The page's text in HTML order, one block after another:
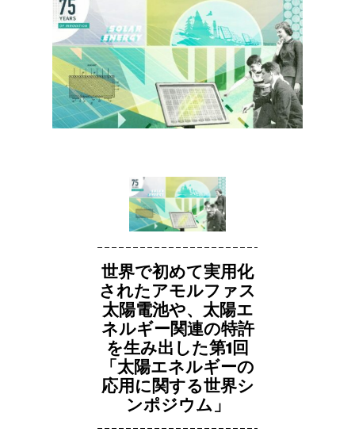
世界で初めて実用化
されたアモルファス
太陽電池や、太陽エ
ネルギー関連の特許
を生み出した第1回
「太陽エネルギーの
応用に関する世界シ
ンポジウム」